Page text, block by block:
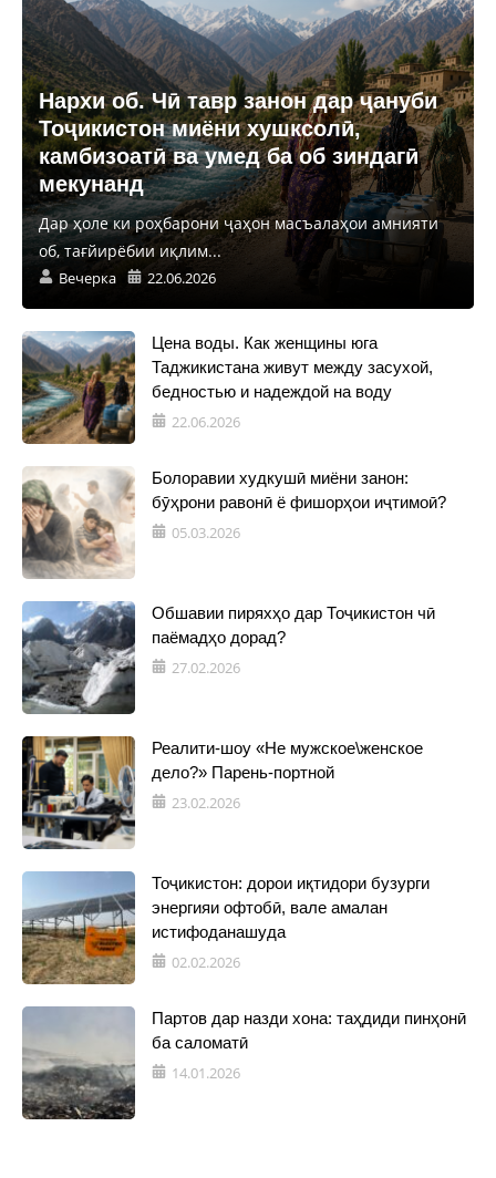
Нархи об. Чӣ тавр занон дар ҷануби
Тоҷикистон миёни хушксолӣ,
камбизоатӣ ва умед ба об зиндагӣ
мекунанд
Дар ҳоле ки роҳбарони ҷаҳон масъалаҳои амнияти
об, тағйирёбии иқлим...
Вечерка 22.06.2026
Цена воды. Как женщины юга
Таджикистана живут между засухой,
бедностью и надеждой на воду
22.06.2026
Болоравии худкушӣ миёни занон:
бӯҳрони равонӣ ё фишорҳои иҷтимоӣ?
05.03.2026
Обшавии пиряхҳо дар Тоҷикистон чӣ
паёмадҳо дорад?
27.02.2026
Реалити-шоу «Не мужское\женское
дело?» Парень-портной
23.02.2026
Тоҷикистон: дорои иқтидори бузурги
энергияи офтобӣ, вале амалан
истифоданашуда
02.02.2026
Партов дар назди хона: таҳдиди пинҳонӣ
ба саломатӣ
14.01.2026